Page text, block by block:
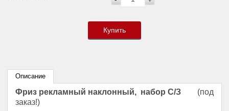
Купить
Описание
Фриз рекламный наклонный, набор С/З
(под
заказ!)